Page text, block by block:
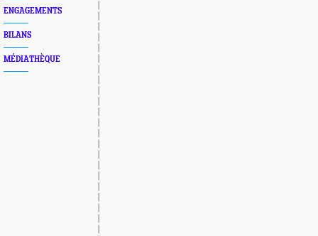
ENGAGEMENTS
BILANS
MÉDIATHÈQUE